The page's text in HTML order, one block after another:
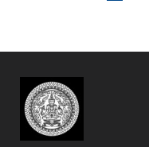
น
Q
&